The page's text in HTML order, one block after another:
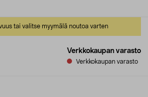
Verkkokaupan varasto
Verkkokaupan varasto
tai valitse myymälä noutoa varten